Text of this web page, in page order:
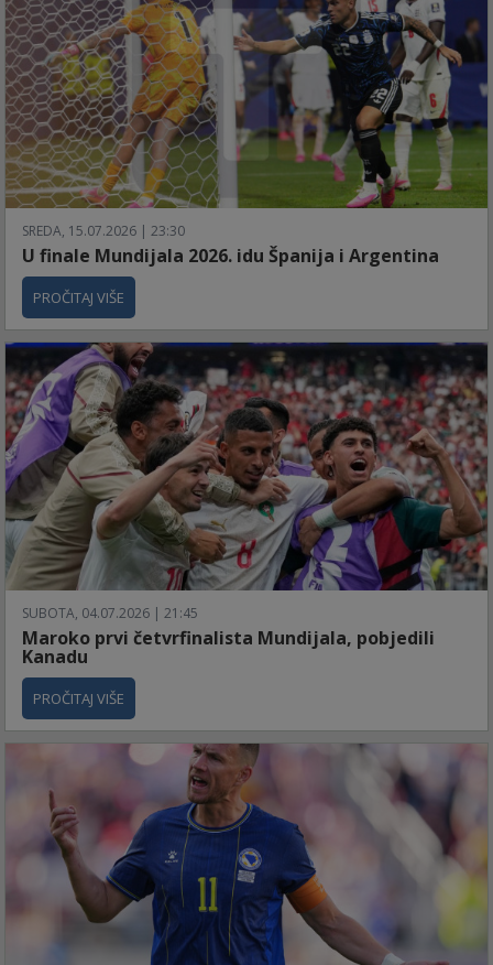
SREDA, 15.07.2026 | 23:30
U finale Mundijala 2026. idu Španija i Argentina
PROČITAJ VIŠE
SUBOTA, 04.07.2026 | 21:45
Maroko prvi četvrfinalista Mundijala, pobjedili
Kanadu
PROČITAJ VIŠE